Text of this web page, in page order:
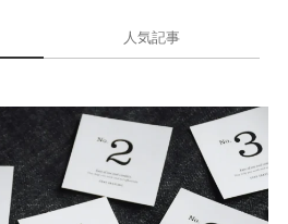
人気記事